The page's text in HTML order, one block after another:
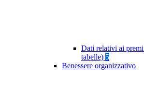
Dati relativi ai
tabelle) 5
Benessere organizzativo